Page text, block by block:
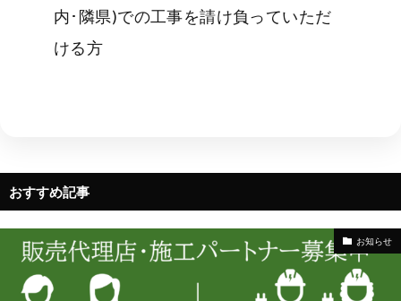
内･隣県)での工事を請け負っていただ
ける方
おすすめ記事
お知らせ